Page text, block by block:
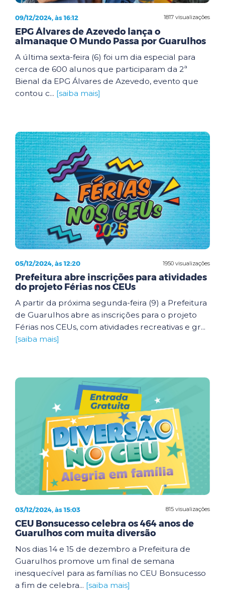
1817 visualizações
09/12/2024, às 16:12
EPG Álvares de Azevedo lança o
almanaque O Mundo Passa por Guarulhos
A última sexta-feira (6) foi um dia especial para
cerca de 600 alunos que participaram da 2ª
Bienal da EPG Álvares de Azevedo, evento que
contou c... [saiba mais]
1950 visualizações
05/12/2024, às 12:20
Prefeitura abre inscrições para atividades
do projeto Férias nos CEUs
A partir da próxima segunda-feira (9) a Prefeitura
de Guarulhos abre as inscrições para o projeto
Férias nos CEUs, com atividades recreativas e gr...
[saiba mais]
815 visualizações
03/12/2024, às 15:03
CEU Bonsucesso celebra os 464 anos de
Guarulhos com muita diversão
Nos dias 14 e 15 de dezembro a Prefeitura de
Guarulhos promove um final de semana
inesquecível para as famílias no CEU Bonsucesso
a fim de celebra... [saiba mais]